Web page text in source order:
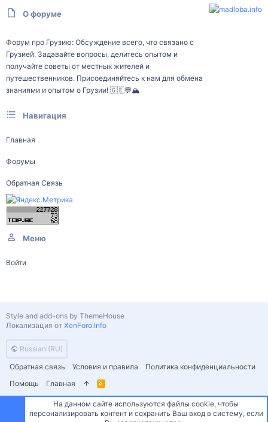
О форуме
Форум про Грузию: Обсуждение всего, что связано с
Грузией. Задавайте вопросы, делитесь опытом и
получайте советы от местных жителей и
путешественников. Присоединяйтесь к нам для обмена
знаниями и опытом о Грузии! 🇬🇪💬🏔️
Навигация
Главная
Форумы
Обратная Связь
Меню
Войти
Russian (RU)
Обратная связь
Условия и правила
Политика конфиденциальности
Помощь
Главная
R
S
Style and add-ons by ThemeHouse
Локализация от XenForo.Info
СверхуСнизу
На данном сайте используются файлы cookie, чтобы
персонализировать контент и сохранить Ваш вход в систему, если